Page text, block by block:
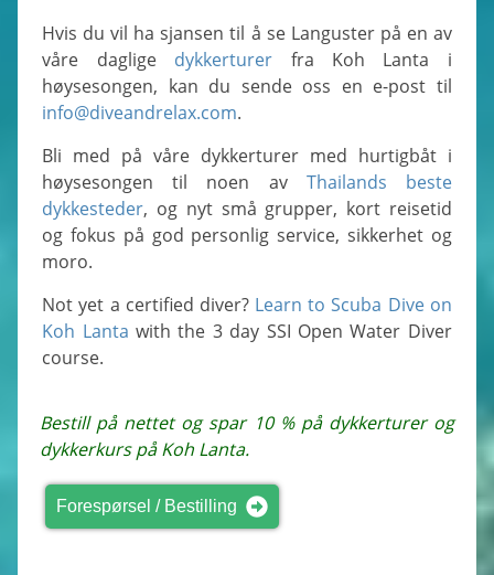
Hvis du vil ha sjansen til å se Languster på en av
våre daglige dykkerturer fra Koh Lanta i
høysesongen, kan du sende oss en e-post til
info@diveandrelax.com.
Bli med på våre dykkerturer med hurtigbåt i
høysesongen til noen av Thailands beste
dykkesteder, og nyt små grupper, kort reisetid
og fokus på god personlig service, sikkerhet og
moro.
Not yet a certified diver? Learn to Scuba Dive on
Koh Lanta with the 3 day SSI Open Water Diver
course.
Bestill på nettet og spar 10 % på dykkerturer og
dykkerkurs på Koh Lanta.
Forespørsel / Bestilling